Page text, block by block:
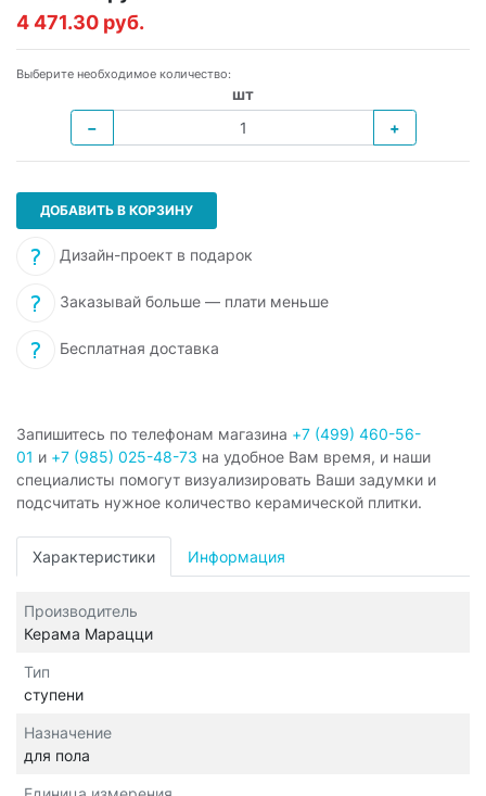
4 471.30 руб.
Выберите необходимое количество:
шт
−
+
ДОБАВИТЬ В КОРЗИНУ
Дизайн-проект в подарок
Заказывай больше — плати меньше
Бесплатная доставка
Запишитесь по телефонам магазина +7 (499) 460-56-
01 и +7 (985) 025-48-73 на удобное Вам время, и наши
специалисты помогут визуализировать Ваши задумки и
подсчитать нужное количество керамической плитки.
Характеристики Информация
Производитель
Керама Марацци
Тип
ступени
Назначение
для пола